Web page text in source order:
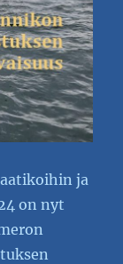
ja
on nyt